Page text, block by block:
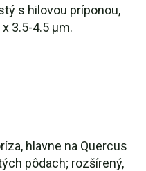
s hilovou príponou,
x 3.5-4.5 µm.
hlavne na Quercus
pôdach; rozšírený,